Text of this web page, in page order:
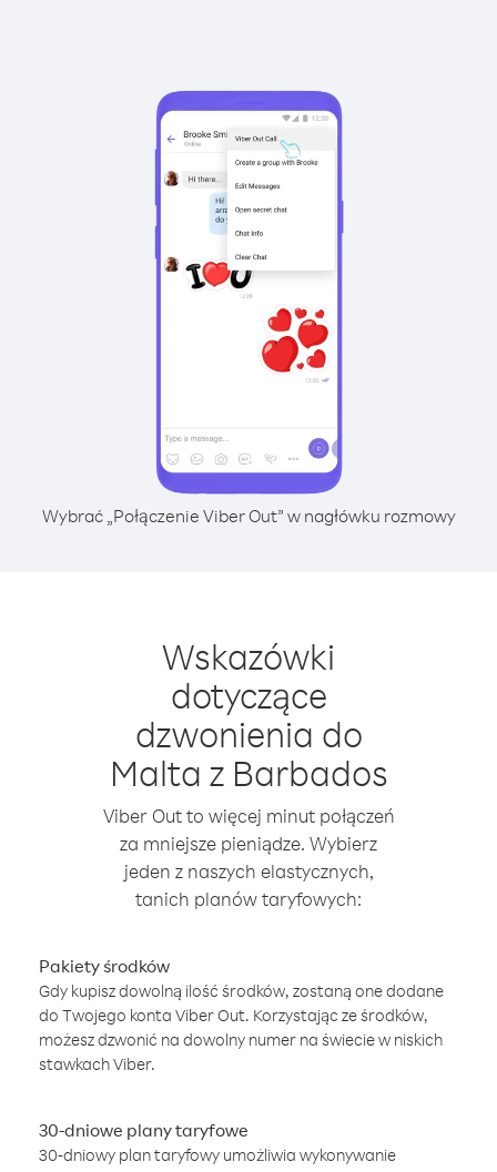
Wybrać „Połączenie Viber Out” w nagłówku rozmowy
Wskazówki
dotyczące
dzwonienia do
Malta z Barbados
Viber Out to więcej minut połączeń
za mniejsze pieniądze. Wybierz
jeden z naszych elastycznych,
tanich planów taryfowych:
Pakiety środków
Gdy kupisz dowolną ilość środków, zostaną one dodane
do Twojego konta Viber Out. Korzystając ze środków,
możesz dzwonić na dowolny numer na świecie w niskich
stawkach Viber.
30-dniowe plany taryfowe
30-dniowy plan taryfowy umożliwia wykonywanie